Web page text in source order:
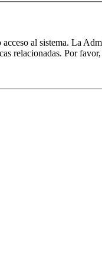
al sistema. La
relacionadas. Por